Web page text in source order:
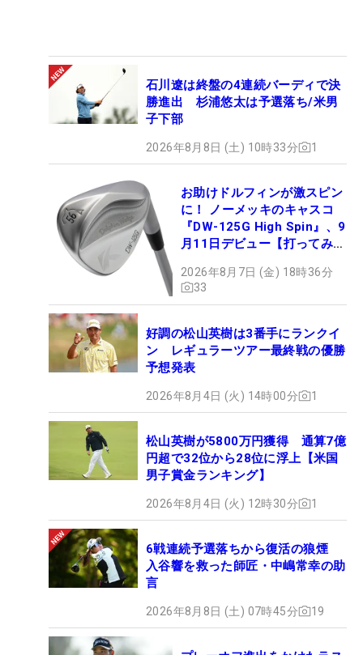
石川遼は終盤の4連続バーディで決
勝進出 杉浦悠太は予選落ち/米男
子下部
2026年8月8日 (土) 10時33分 1
お助けドルフィンが激スピン
に！ ノーメッキのキャスコ
『DW-125G High Spin』、9
月11日デビュー【打ってみ
2026年8月7日 (金) 18時36分
33
好調の松山英樹は3番手にランクイ
ン レギュラーツアー最終戦の優勝
予想発表
2026年8月4日 (火) 14時00分 1
松山英樹が5800万円獲得 通算7億
円超で32位から28位に浮上【米国
男子賞金ランキング】
2026年8月4日 (火) 12時30分 1
6戦連続予選落ちから復活の狼煙
入谷響を救った師匠・中嶋常幸の助
言
2026年8月8日 (土) 07時45分 19